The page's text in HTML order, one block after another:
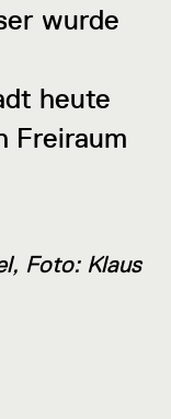
wurde
heute
Freiraum
Foto: Klaus